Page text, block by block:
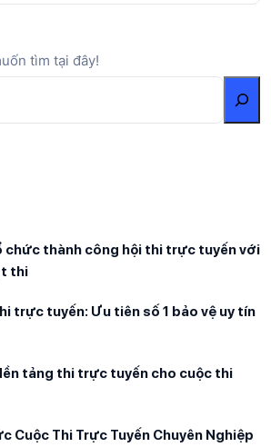
tìm tại đây!
chức thành công hội thi trực tuyến với
thi
trực tuyến: Ưu tiên số 1 bảo vệ uy tín
tảng thi trực tuyến cho cuộc thi
Cuộc Thi Trực Tuyến Chuyên Nghiệp